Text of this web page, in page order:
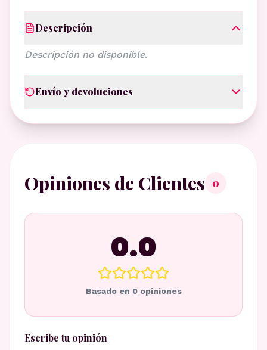
Descripción
Descripción no disponible.
Envío y devoluciones
Opiniones de Clientes 0
0.0
Basado en 0opiniones
Escribe tu opinión